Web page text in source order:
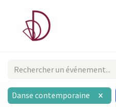
Danse contemporaine ×